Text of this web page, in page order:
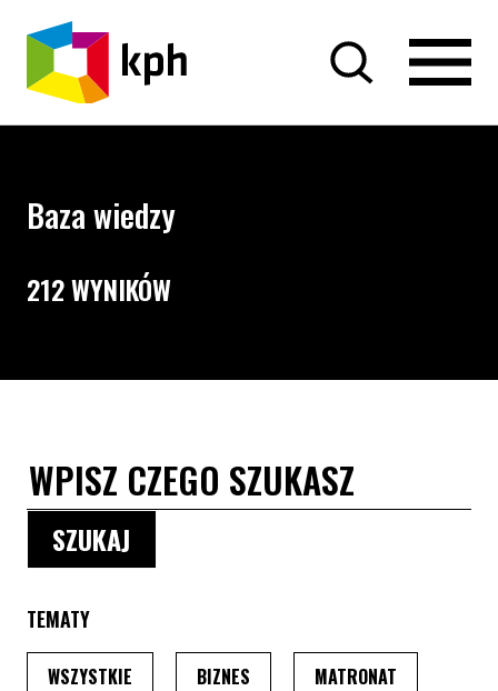
PRZEJDŹ DO TREŚCI
Baza wiedzy
212 WYNIKÓW
Opcje wyszukiwania i filtrowania treści
Wyszukiwarka
TEMATY
WSZYSTKIE PO WYBRANIU TEMATU, STRONA PRZEŁADUJE SIĘ
BIZNES PO WYBRANIU TEMATU, STRONA
MATRONAT